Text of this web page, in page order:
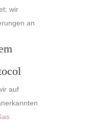
wir
an.
auf